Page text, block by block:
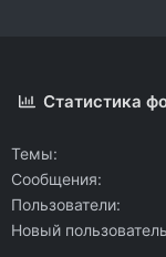
Статистика
Темы
Сообщения
Пользователи
Новый пользователь